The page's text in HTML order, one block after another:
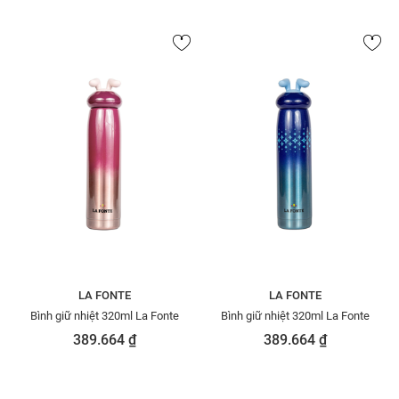
LA FONTE
Bình giữ nhiệt 320ml La Fonte
389.664 ₫
LA FONTE
Bình giữ nhiệt 320ml La Fonte
389.664 ₫